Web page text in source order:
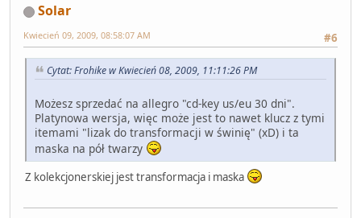
Solar
#6
Kwiecień 09, 2009, 08:58:07 AM
Cytat: Frohike w Kwiecień 08, 2009, 11:11:26 PM
Możesz sprzedać na allegro "cd-key us/eu 30 dni".
Platynowa wersja, więc może jest to nawet klucz z tymi
itemami "lizak do transformacji w świnię" (xD) i ta
maska na pół twarzy
Z kolekcjonerskiej jest transformacja i maska